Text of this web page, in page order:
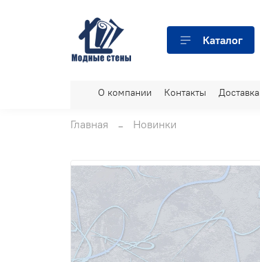
Каталог
О компании Контакты Доставка
Главная Новинки